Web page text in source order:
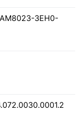
3EH0-